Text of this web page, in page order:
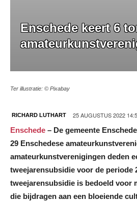
Enschede keert 6
Ter illustratie: © Pixabay
RICHARD LUTHART 25 AUGUSTUS 2022
Enschede – De gemeente
29 Enschedese
amateurkunstverenigingen deden
tweejarensubsidie voor de periode
tweejarensubsidie is bedoeld voor
die bijdragen aan een bloeiende